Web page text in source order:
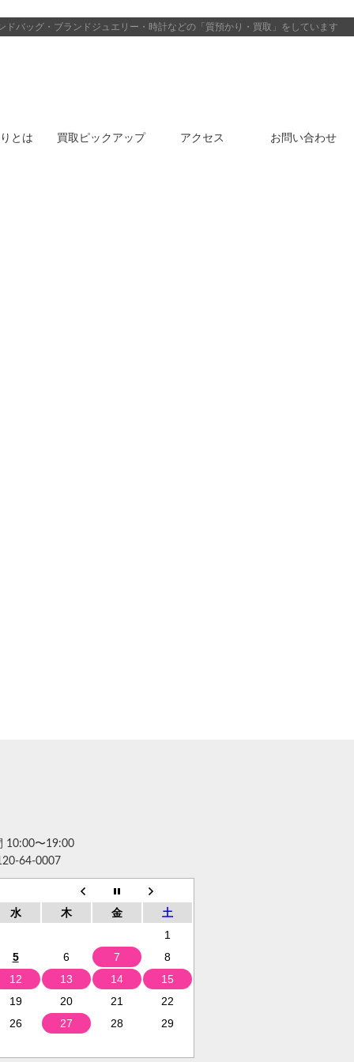
ドバッグ・ブランドジュエリー・時計などの「質預かり・買取」をしています
とは 買取ピックアップ アクセス お問い合わせ
10:00〜19:00
64-0007
水 木 金
土
1
5
6 7
8
12
13 14
15
19
20 21
22
26
27 28 29